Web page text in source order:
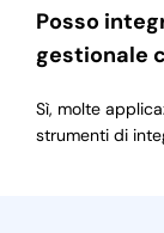
Posso
gestionale
Sì, molte
strumenti di